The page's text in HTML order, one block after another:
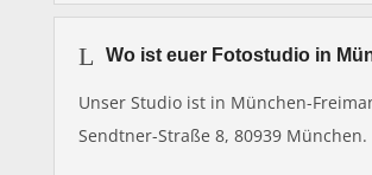
L Wo ist euer Fotostudio in
Unser Studio ist in München-
Sendtner-Straße 8, 80939 München.